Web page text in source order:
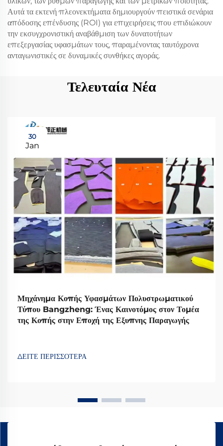
Αυτά τα εκτενή πλεονεκτήματα δημιουργούν πειστικά σενάρια
απόδοσης επένδυσης (ROI) για επιχειρήσεις που επιδιώκουν
την εκσυγχρονιστική αναβάθμιση των δυνατοτήτων
επεξεργασίας υφασμάτων τους, παραμένοντας ταυτόχρονα
ανταγωνιστικές σε δυναμικές συνθήκες αγοράς.
Τελευταία Νέα
30
Jan
Μηχάνημα Κοπής Υφασμάτων Πολυστρωματικού
Τύπου Bangzheng: Ένας Καινοτόμος στον Τομέα
της Κοπής στην Εποχή της Εξυπνης Παραγωγής
ΔΕΙΤΕ ΠΕΡΙΣΣΟΤΕΡΑ